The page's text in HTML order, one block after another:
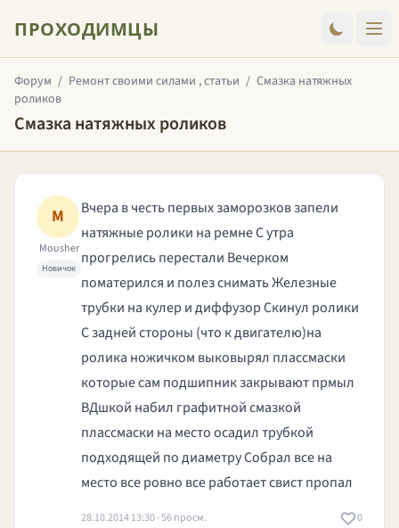
ПРОХОДИМЦЫ
Форум / Ремонт своими силами , статьи / Смазка натяжных
роликов
Смазка натяжных роликов
M
Mousher
Новичок
Вчера в честь первых заморозков запели
натяжные ролики на ремне С утра
прогрелись перестали Вечерком
поматерился и полез снимать Железные
трубки на кулер и диффузор Скинул ролики
С задней стороны (что к двигателю)на
ролика ножичком выковырял плассмаски
которые сам подшипник закрывают прмыл
ВДшкой набил графитной смазкой
плассмаски на место осадил трубкой
подходящей по диаметру Собрал все на
место все ровно все работает свист пропал
28.10.2014 13:30 · 56 просм. 0